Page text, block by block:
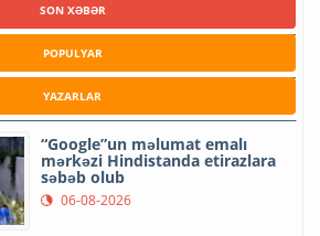
SON XƏBƏR
POPULYAR
YAZARLAR
“Google”un məlumat emalı
mərkəzi Hindistanda etirazlara
səbəb olub
06-08-2026